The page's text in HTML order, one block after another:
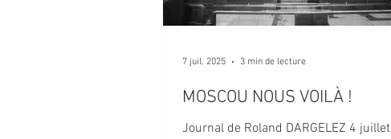
MOSCOU NOUS VOILÀ !
Journal de Roland DARGELEZ 4 juillet
7 juil. 2025 3 min de lecture